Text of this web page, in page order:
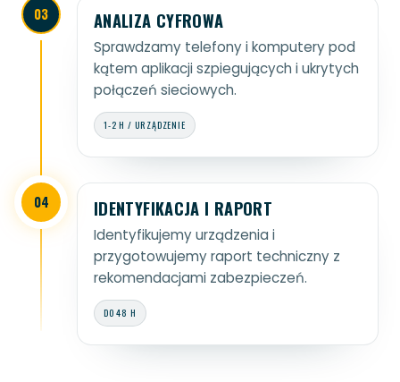
03 ANALIZA CYFROWA
Sprawdzamy telefony i komputery pod
kątem aplikacji szpiegujących i ukrytych
połączeń sieciowych.
1-2 H / URZĄDZENIE
04 IDENTYFIKACJA I RAPORT
Identyfikujemy urządzenia i
przygotowujemy raport techniczny z
rekomendacjami zabezpieczeń.
DO 48 H